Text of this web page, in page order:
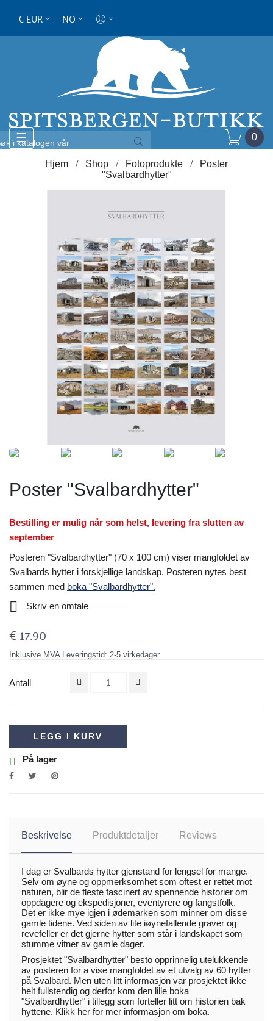
€ EUR NO
Toggle
navigation
☰ 0
Hjem Shop Fotoprodukte
Poster
"Svalbardhytter"
Poster "Svalbardhytter"
Bestilling er mulig når som helst, levering fra slutten av
september
Posteren "Svalbardhytter" (70 x 100 cm) viser mangfoldet av
Svalbards hytter i forskjellige landskap. Posteren nytes best
sammen med boka "Svalbardhytter".
 Skriv en omtale
€ 17.90
Inklusive MVA Leveringstid: 2-5 virkedager
Antall
LEGG I KURV
På lager
Beskrivelse Produktdetaljer Reviews
I dag er Svalbards hytter gjenstand for lengsel for mange.
Selv om øyne og oppmerksomhet som oftest er rettet mot
naturen, blir de fleste fascinert av spennende historier om
oppdagere og ekspedisjoner, eventyrere og fangstfolk.
Det er ikke mye igjen i ødemarken som minner om disse
gamle tidene. Ved siden av lite iøynefallende graver og
revefeller er det gjerne hytter som står i landskapet som
stumme vitner av gamle dager.
Prosjektet "Svalbardhytter" besto opprinnelig utelukkende
av posteren for a vise mangfoldet av et utvalg av 60 hytter
på Svalbard. Men uten litt informasjon var prosjektet ikke
helt fullstendig og derfor kom den lille boka
"Svalbardhytter" i tillegg som forteller litt om historien bak
hyttene. Klikk her for mer informasjon om boka.